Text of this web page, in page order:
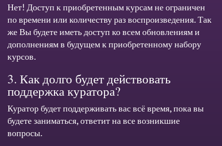
Нет! Доступ к приобретенным курсам не ограничен
по времени или количеству раз воспроизведения. Так
же Вы будете иметь доступ ко всем обновлениям и
дополнениям в будущем к приобретенному набору
курсов.
3. Как долго будет действовать
поддержка куратора?
Куратор будет поддерживать вас всё время, пока вы
будете заниматься, ответит на все возникшие
вопросы.